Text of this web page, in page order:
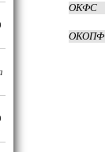
ОКФС
ОКОПФ